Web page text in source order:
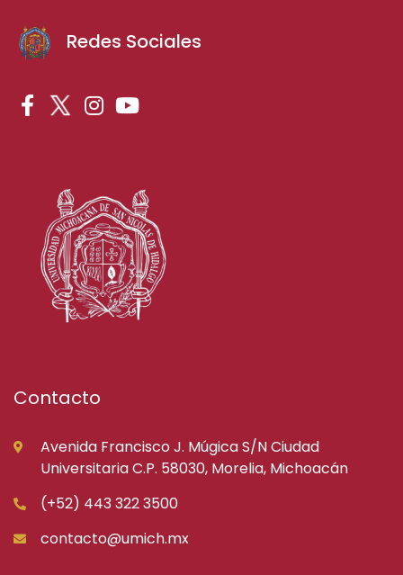
Redes Sociales
Contacto
Avenida Francisco J. Múgica S/N Ciudad
Universitaria C.P. 58030, Morelia, Michoacán
(+52) 443 322 3500
contacto@umich.mx